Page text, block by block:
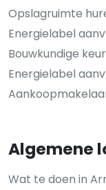
Opslagruimte
Energielabel
Bouwkundige
Energielabel
Algemene
Wat te doen in